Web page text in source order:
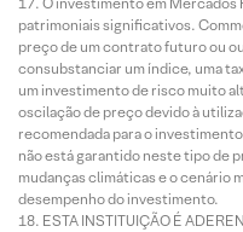
patrimoniais significativos.
preço de um contrato futuro ou
consubstanciar um índice, uma
um investimento de risco muito
oscilação de preço devido à
recomendada para o
não está garantido neste tipo de
mudanças climáticas e o cenário
desempenho do investimento.
ESTA INSTITUIÇÃO É